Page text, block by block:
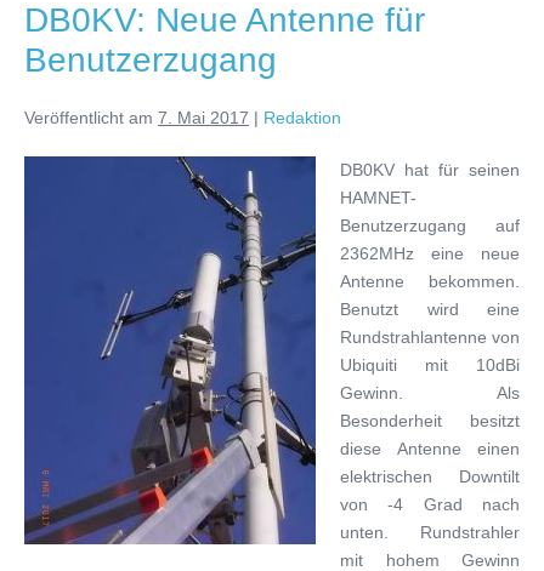
DB0KV: Neue Antenne für
Benutzerzugang
Veröffentlicht am 7. Mai 2017 | Redaktion
DB0KV hat für seinen
HAMNET-
Benutzerzugang auf
2362MHz eine neue
Antenne bekommen.
Benutzt wird eine
Rundstrahlantenne von
Ubiquiti mit 10dBi
Gewinn. Als
Besonderheit besitzt
diese Antenne einen
elektrischen Downtilt
von -4 Grad nach
unten. Rundstrahler
mit hohem Gewinn